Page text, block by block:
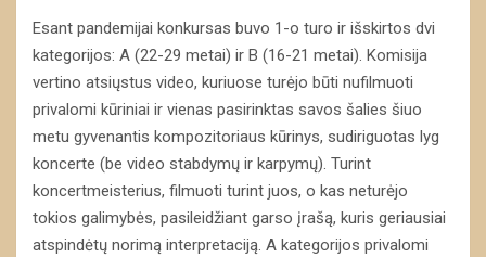
Esant pandemijai konkursas buvo 1-o turo ir išskirtos dvi
kategorijos: A (22-29 metai) ir B (16-21 metai). Komisija
vertino atsiųstus video, kuriuose turėjo būti nufilmuoti
privalomi kūriniai ir vienas pasirinktas savos šalies šiuo
metu gyvenantis kompozitoriaus kūrinys, sudiriguotas lyg
koncerte (be video stabdymų ir karpymų). Turint
koncertmeisterius, filmuoti turint juos, o kas neturėjo
tokios galimybės, pasileidžiant garso įrašą, kuris geriausiai
atspindėtų norimą interpretaciją. A kategorijos privalomi